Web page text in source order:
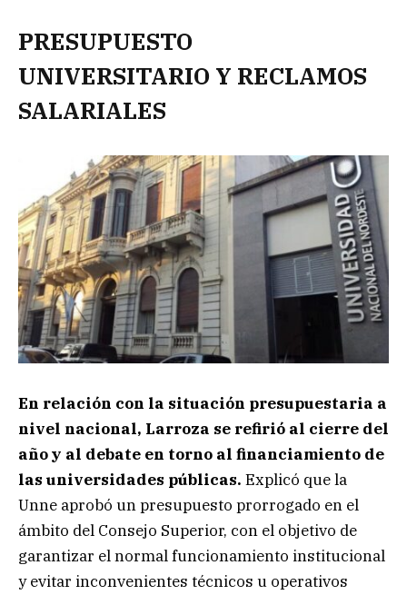
PRESUPUESTO
UNIVERSITARIO Y RECLAMOS
SALARIALES
En relación con la situación presupuestaria a
nivel nacional, Larroza se refirió al cierre del
año y al debate en torno al financiamiento de
las universidades públicas. Explicó que la
Unne aprobó un presupuesto prorrogado en el
ámbito del Consejo Superior, con el objetivo de
garantizar el normal funcionamiento institucional
y evitar inconvenientes técnicos u operativos